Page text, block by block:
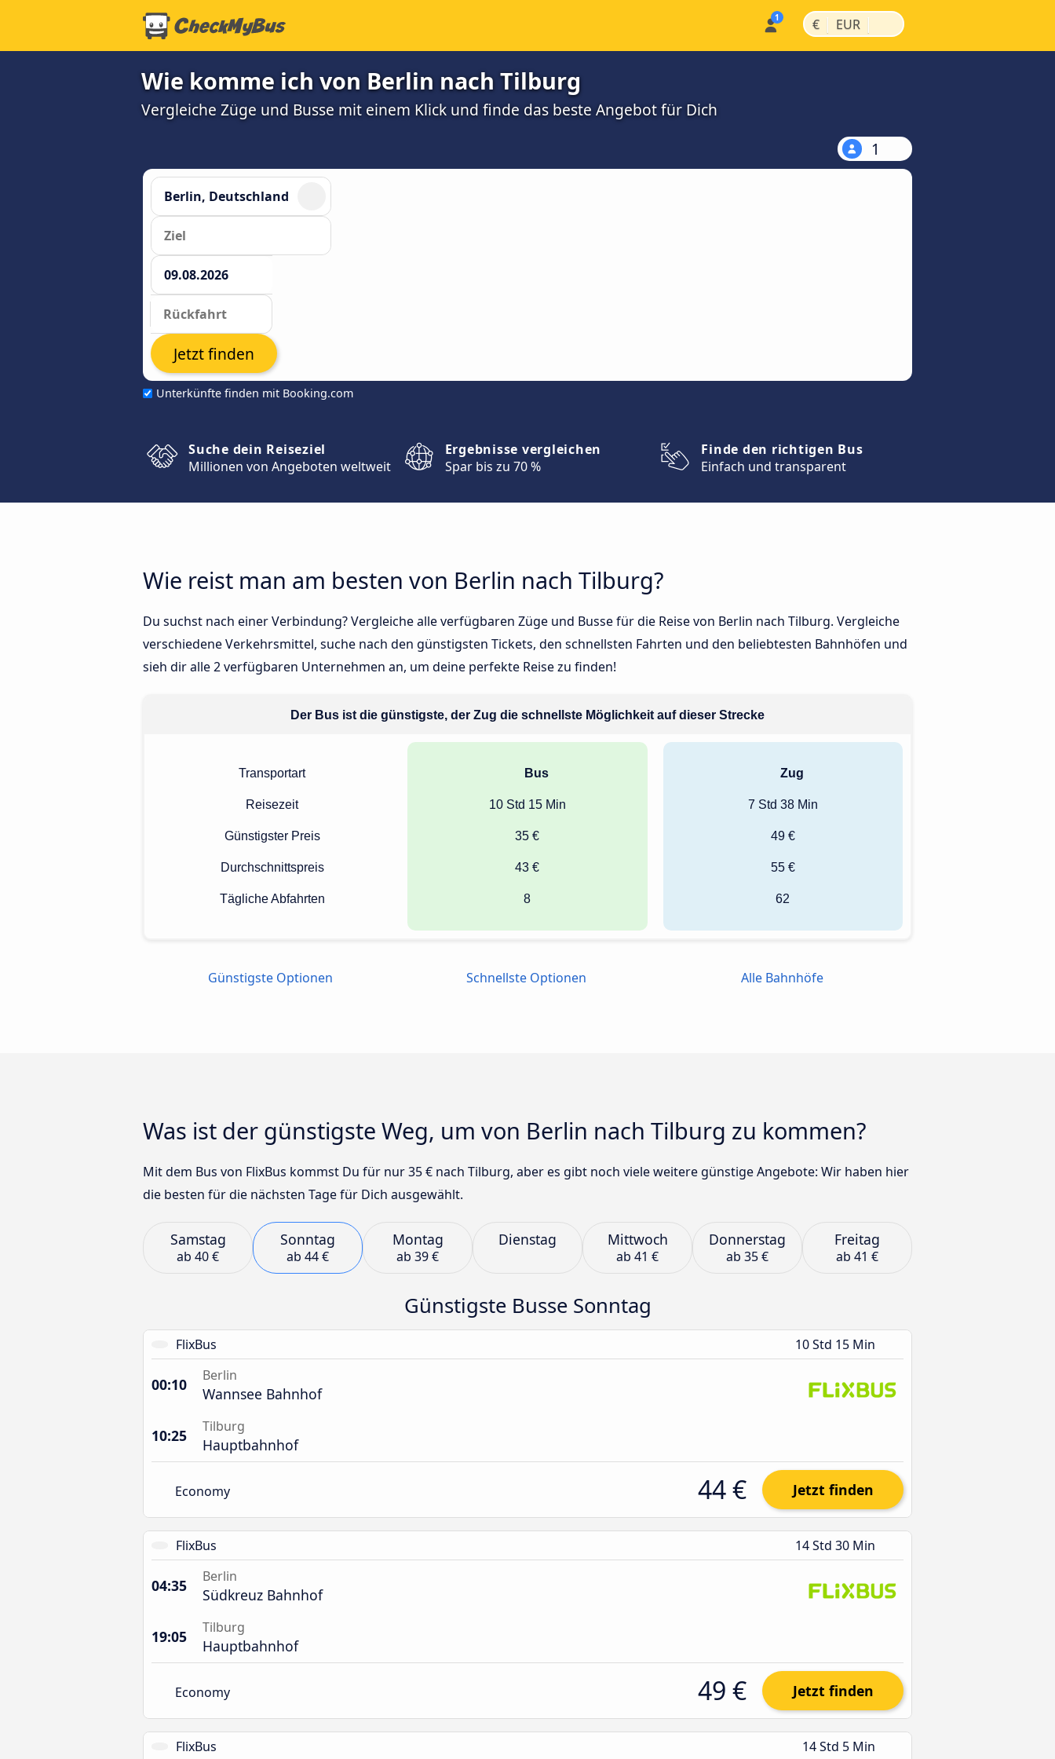
€ | EUR |
Wie komme ich von Berlin nach Tilburg
Vergleiche Züge und Busse mit einem Klick und finde das beste Angebot für Dich
1
Unterkünfte finden mit Booking.com
Jetzt finden
Suche dein Reiseziel
Millionen von Angeboten weltweit
Ergebnisse vergleichen
Spar bis zu 70 %
Finde den richtigen Bus
Einfach und transparent
Wie reist man am besten von Berlin nach Tilburg?
Du suchst nach einer Verbindung? Vergleiche alle verfügbaren Züge und Busse für die Reise von Berlin nach Tilburg. Vergleiche
verschiedene Verkehrsmittel, suche nach den günstigsten Tickets, den schnellsten Fahrten und den beliebtesten Bahnhöfen und
sieh dir alle 2 verfügbaren Unternehmen an, um deine perfekte Reise zu finden!
Der Bus ist die günstigste, der Zug die schnellste Möglichkeit auf dieser Strecke
Transportart
Reisezeit
Günstigster Preis
Durchschnittspreis
Tägliche Abfahrten
Bus
10 Std 15 Min
35 €
43 €
8
Zug
7 Std 38 Min
49 €
55 €
62
Günstigste Optionen Schnellste Optionen Alle Bahnhöfe
Was ist der günstigste Weg, um von Berlin nach Tilburg zu kommen?
Mit dem Bus von FlixBus kommst Du für nur 35 € nach Tilburg, aber es gibt noch viele weitere günstige Angebote: Wir haben hier
die besten für die nächsten Tage für Dich ausgewählt.
Samstag
ab 40 €
Sonntag
ab 44 €
Montag
ab 39 €
Dienstag Mittwoch
ab 41 €
Donnerstag
ab 35 €
Freitag
ab 41 €
Günstigste Busse Sonntag
FlixBus 10 Std 15 Min
00:10 Berlin
Wannsee Bahnhof
10:25 Tilburg
Hauptbahnhof
Economy 44 € Jetzt finden
FlixBus 14 Std 30 Min
04:35 Berlin
Südkreuz Bahnhof
19:05 Tilburg
Hauptbahnhof
Economy 49 € Jetzt finden
FlixBus 14 Std 5 Min